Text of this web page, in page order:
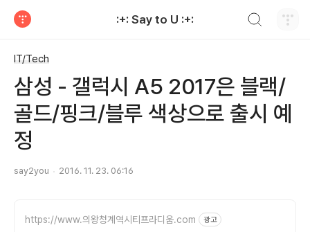
:+: Say to U :+:
IT/Tech
삼성 - 갤럭시 A5 2017은 블랙/
골드/핑크/블루 색상으로 출시 예
정
say2you 2016. 11. 23. 06:16
https://www.의왕청계역시티프라디움.com 광고